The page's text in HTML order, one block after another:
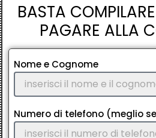
BASTA
PAGARE ALLA
Nome e Cognome
Numero di telefono (meglio